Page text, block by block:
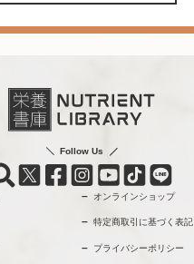
Follow Us
オンラインショップ
特定商取引に基づく表記
プライバシーポリシー